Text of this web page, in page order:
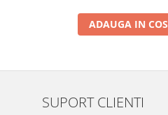
ADAUGA IN COS
SUPORT CLIENTI